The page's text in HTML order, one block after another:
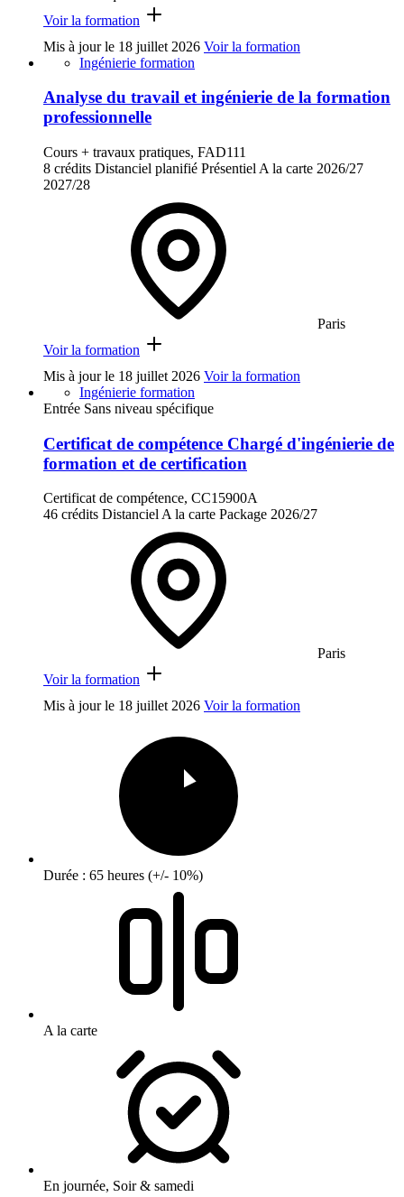
Voir la formation
Mis à jour le 18 juillet 2026 Voir la formation
Ingénierie formation
Analyse du travail et ingénierie de la formation
professionnelle
Cours + travaux pratiques, FAD111
8 crédits Distanciel planifié Présentiel A la carte 2026/27
2027/28
Paris
Voir la formation
Mis à jour le 18 juillet 2026 Voir la formation
Ingénierie formation
Entrée Sans niveau spécifique
Certificat de compétence Chargé d'ingénierie de
formation et de certification
Certificat de compétence, CC15900A
46 crédits DistancielA la carte Package 2026/27
Paris
Voir la formation
Mis à jour le 18 juillet 2026 Voir la formation
Durée : 65 heures (+/- 10%)
A la carte
En journée, Soir & samedi